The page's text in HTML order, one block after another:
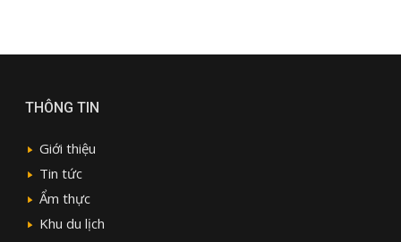
THÔNG TIN
Giới thiệu
Tin tức
Ẩm thực
Khu du lịch